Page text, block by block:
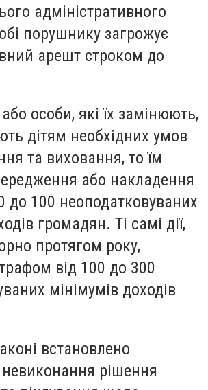
адміністративного
порушнику загрожує
арешт строком до
особи, які їх замінюють,
дітям необхідних умов
та виховання, то їм
або накладення
до 100 неоподатковуваних
громадян. Ті самі дії,
протягом року,
від 100 до 300
мінімумів доходів
встановлено
рішення